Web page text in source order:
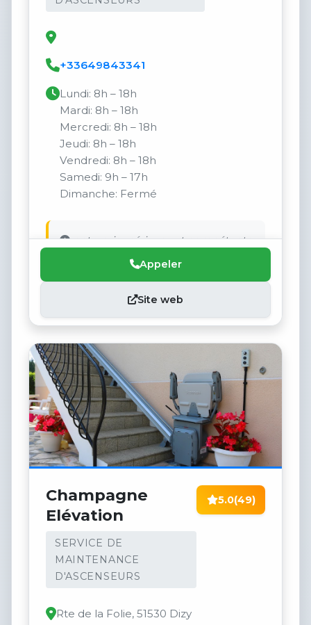
+33649843341
Lundi: 8h – 18h
Mardi: 8h – 18h
Mercredi: 8h – 18h
Jeudi: 8h – 18h
Vendredi: 8h – 18h
Samedi: 9h – 17h
Dimanche: Fermé
entreprise sérieuse et compétente.
Appeler
Site web
Champagne
Elévation
SERVICE DE
MAINTENANCE
D'ASCENSEURS
5.0(49)
Rte de la Folie, 51530 Dizy